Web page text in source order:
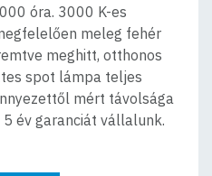
óra. 3000 K-es
meleg fehér
meghitt, otthonos
spot lámpa teljes
mért távolsága
év garanciát vállalunk.